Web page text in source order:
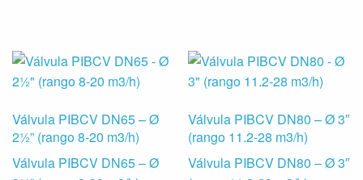
Válvula PIBCV DN65 – Ø
2½” (rango 8-20 m3/h)
Válvula PIBCV DN65 – Ø
Válvula PIBCV DN80 – Ø 3″
(rango 11.2-28 m3/h)
Válvula PIBCV DN80 – Ø 3″